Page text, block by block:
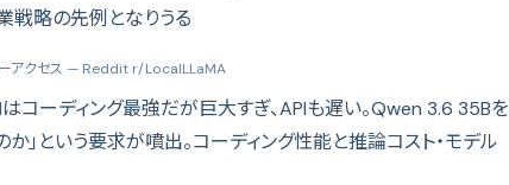
戦略の先例となりうる
アクセス — Reddit r/LocalLLaMA
はコーディング最強だが巨大すぎ、APIも遅い。Qwen 3.6 35Bを
という要求が噴出。コーディング性能と推論コスト・モデル